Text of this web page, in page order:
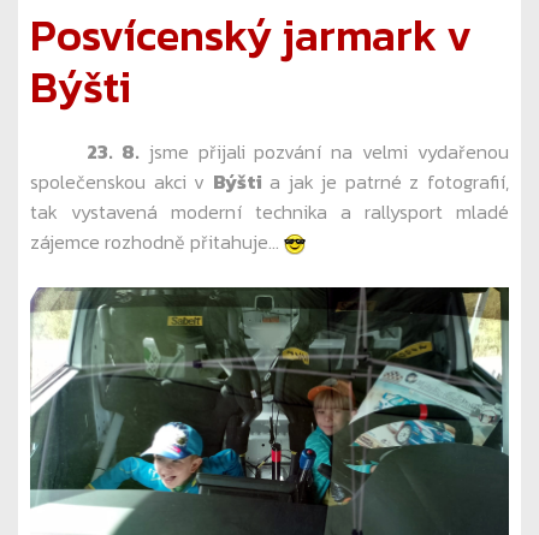
Posvícenský jarmark v
Býšti
23. 8. jsme přijali pozvání na velmi vydařenou
společenskou akci v Býšti a jak je patrné z fotografií,
tak vystavená moderní technika a rallysport mladé
zájemce rozhodně přitahuje...